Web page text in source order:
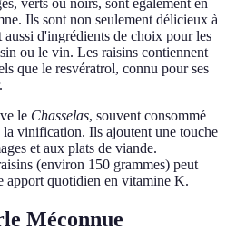
verts ou noirs, sont également en
Ils sont non seulement délicieux à
d'ingrédients de choix pour les
ou le vin. Les raisins contiennent
que le resvératrol, connu pour ses
le Chasselas, souvent consommé
la vinification. Ils ajoutent une touche
et aux plats de viande.
(environ 150 grammes) peut
apport quotidien en vitamine K.
Méconnue